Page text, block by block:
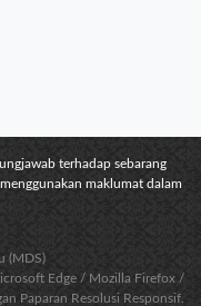
terhadap sebarang
maklumat dalam
(MDS)
Edge / Mozilla Firefox /
Paparan Resolusi Responsif.